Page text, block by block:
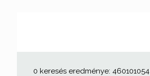
0 keresés eredménye: 460101054